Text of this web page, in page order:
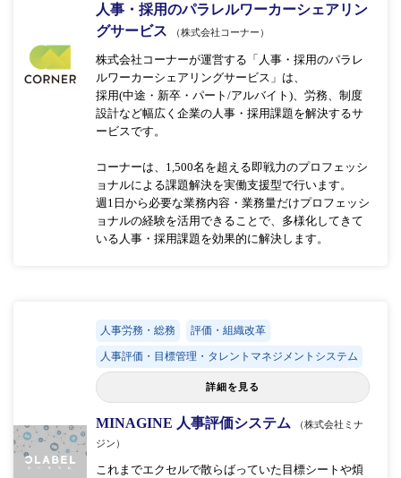
人事・採用のパラレルワーカーシェアリン
グサービス
（株式会社コーナー）
株式会社コーナーが運営する「人事・採用のパラレ
ルワーカーシェアリングサービス」は、
採用(中途・新卒・パート/アルバイト)、労務、制度
設計など幅広く企業の人事・採用課題を解決するサ
ービスです。
コーナーは、1,500名を超える即戦力のプロフェッシ
ョナルによる課題解決を実働支援型で行います。
週1日から必要な業務内容・業務量だけプロフェッシ
ョナルの経験を活用できることで、多様化してきて
いる人事・採用課題を効果的に解決します。
人事労務・総務 評価・組織改革
人事評価・目標管理・タレントマネジメントシステム
詳細を見る
MINAGINE 人事評価システム
（株式会社ミナ
ジン）
これまでエクセルで散らばっていた目標シートや煩